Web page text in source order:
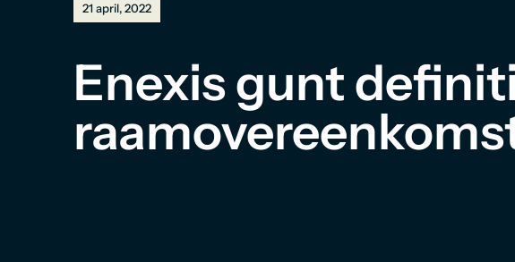
21 april, 2022
Enexis gunt